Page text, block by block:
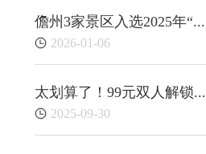
儋州3家景区入选2025年“...
2026-01-06
太划算了！99元双人解锁...
2025-09-30